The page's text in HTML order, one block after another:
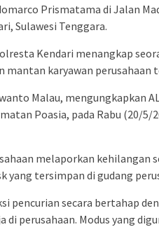
Prismatama di Jalan
Sulawesi Tenggara.
Kendari menangkap
mantan karyawan perusahaan
Malau, mengungkapkan
Poasia, pada Rabu (20/5/
melaporkan kehilangan
yang tersimpan di gudang
pencurian secara bertahap
perusahaan. Modus yang